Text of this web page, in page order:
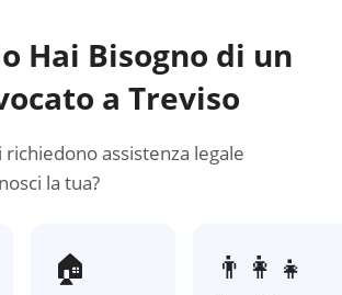
Hai Bisogno di un
a Treviso
assistenza legale
la tua?
🏠 👨‍👩‍👧